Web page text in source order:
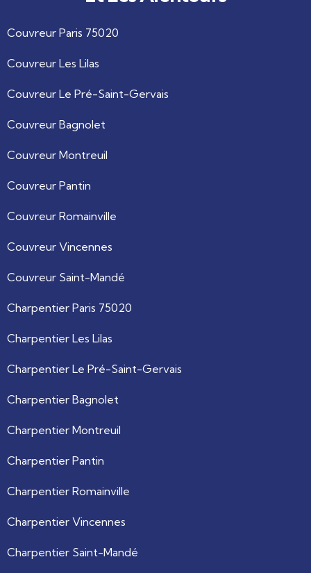
Couvreur Paris 75020
Couvreur Les Lilas
Couvreur Le Pré-Saint-Gervais
Couvreur Bagnolet
Couvreur Montreuil
Couvreur Pantin
Couvreur Romainville
Couvreur Vincennes
Couvreur Saint-Mandé
Charpentier Paris 75020
Charpentier Les Lilas
Charpentier Le Pré-Saint-Gervais
Charpentier Bagnolet
Charpentier Montreuil
Charpentier Pantin
Charpentier Romainville
Charpentier Vincennes
Charpentier Saint-Mandé